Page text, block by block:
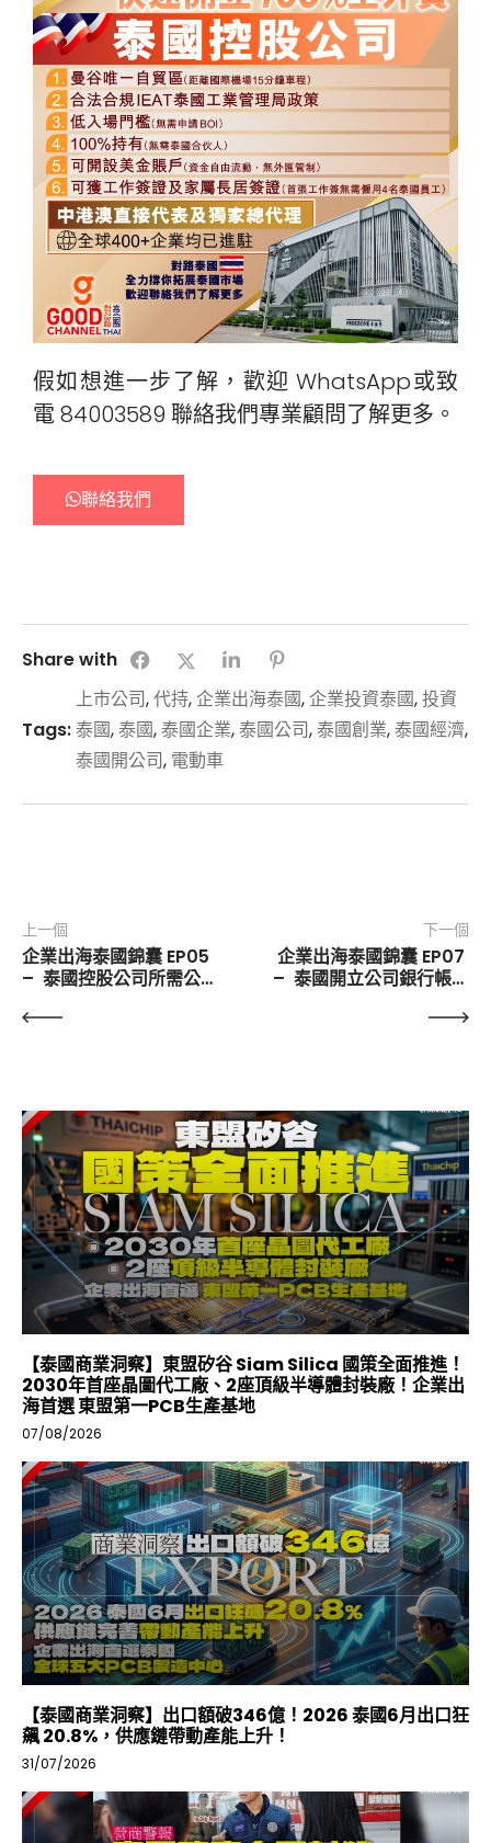
假如想進一步了解，歡迎 WhatsApp或致
電 84003589 聯絡我們專業顧問了解更多。
聯絡我們
Share with
Tags:
上市公司,代持,企業出海泰國,企業投資泰國,投資
泰國,泰國,泰國企業,泰國公司,泰國創業,泰國經濟,
泰國開公司, 電動車
上一個
企業出海泰國錦囊 EP05
–  泰國控股公司所需公司
下一個
企業出海泰國錦囊 EP07
–  泰國開立公司銀行帳戶
【泰國商業洞察】東盟矽谷 Siam Silica 國策全面推進！
2030年首座晶圖代工廠、2座頂級半導體封裝廠！企業出
海首選 東盟第一PCB生產基地
07/08/2026
【泰國商業洞察】出口額破346億！2026 泰國6月出口狂
飆 20.8%，供應鏈帶動產能上升！
31/07/2026